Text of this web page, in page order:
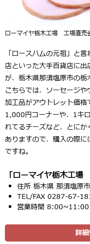
ローマイヤ栃木工場 工場直売
「ロースハムの元祖」と
店といった大手百貨店に
が、栃木県那須塩原市の栃
こちらでは、ソーセージ
加工品がアウトレット価
1,000円コーナーや、1キ
れてるチーズなど、とに
ありますので、購入の際
ですね。
「ローマイヤ栃木工
住所 栃木県 那須塩原
TEL/FAX 0287-67-
営業時間 8:00~11:00
詳